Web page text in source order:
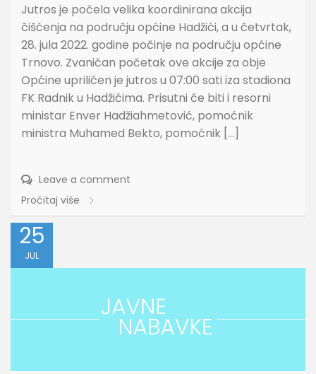
Jutros je počela velika koordinirana akcija
čišćenja na području općine Hadžići, a u četvrtak,
28. jula 2022. godine počinje na području općine
Trnovo. Zvaničan početak ove akcije za obje
Općine upriličen je jutros u 07:00 sati iza stadiona
FK Radnik u Hadžićima. Prisutni će biti i resorni
ministar Enver Hadžiahmetović, pomoćnik
ministra Muhamed Bekto, pomoćnik […]
Leave a comment
Pročitaj više
25
JUL